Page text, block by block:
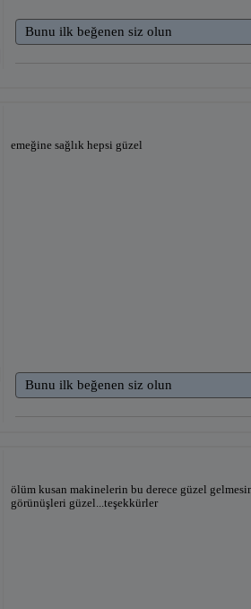
Bunu ilk beğenen siz olun
emeğine sağlık hepsi güzel
Bunu ilk beğenen siz olun
ölüm kusan makinelerin bu derece güzel
görünüşleri güzel...teşekkürler